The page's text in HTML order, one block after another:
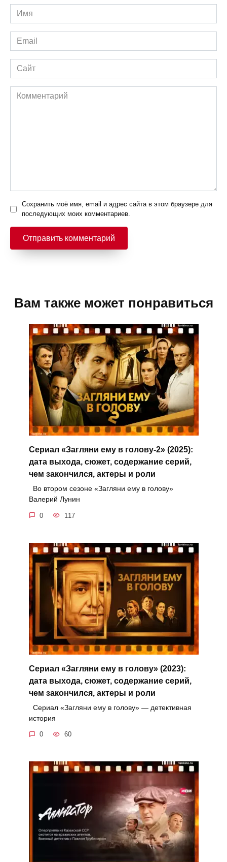
Имя
*
Email
*
Сайт
Комментарий
Сохранить моё имя, email и адрес сайта в этом браузере для
последующих моих комментариев.
Вам также может понравиться
Сериал «Загляни ему в голову-2» (2025):
дата выхода, сюжет, содержание серий,
чем закончился, актеры и роли
Во втором сезоне «Загляни ему в голову»
Валерий Лунин
0 117
Сериал «Загляни ему в голову» (2023):
дата выхода, сюжет, содержание серий,
чем закончился, актеры и роли
Сериал «Загляни ему в голову» — детективная
история
0 60